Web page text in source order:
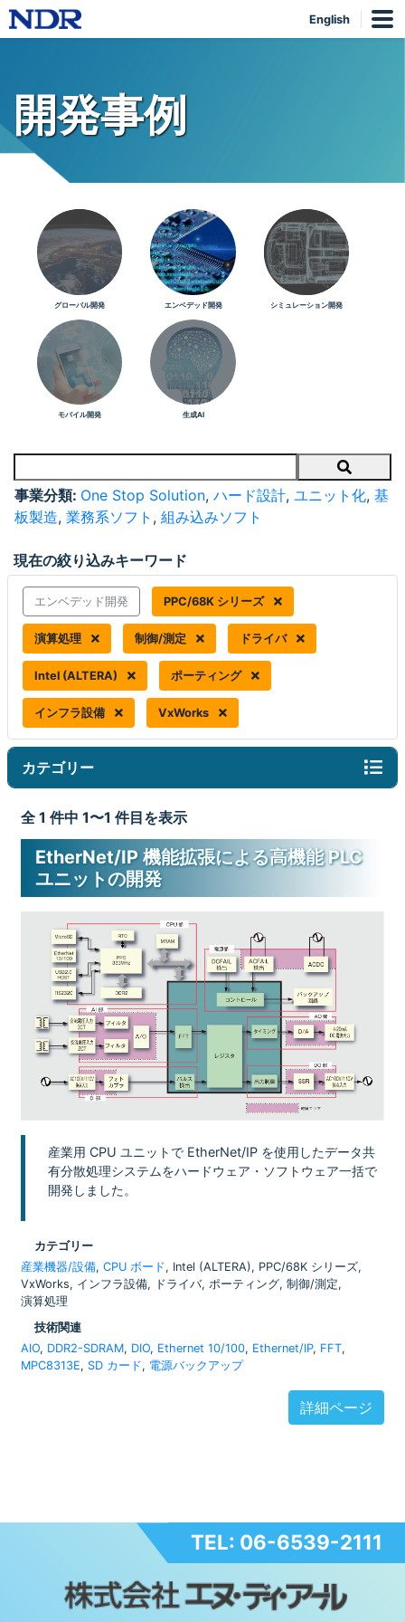
English
開発事例
グローバル開発 エンベデッド開発 シミュレーション開発
モバイル開発 生成AI
Search
事業分類: One Stop Solution, ハード設計, ユニット化, 基
板製造, 業務系ソフト , 組み込みソフト
現在の絞り込みキーワード
エンベデッド開発 PPC/68K シリーズ
演算処理 制御/測定 ドライバ
Intel (ALTERA) ポーティング
インフラ設備 VxWorks
カテゴリー
全 1 件中 1〜1 件目を表示
EtherNet/IP 機能拡張による高機能 PLC
ユニットの開発
産業用 CPU ユニットで EtherNet/IP を使用したデータ共
有分散処理システムをハードウェア・ソフトウェア一括で
開発しました。
カテゴリー
産業機器/設備, CPU ボード, Intel (ALTERA), PPC/68K シリーズ,
VxWorks, インフラ設備, ドライバ, ポーティング, 制御/測定,
演算処理
技術関連
AIO, DDR2-SDRAM, DIO, Ethernet 10/100, Ethernet/IP, FFT,
MPC8313E, SD カード, 電源バックアップ
詳細ページ
TEL: 06-6539-2111